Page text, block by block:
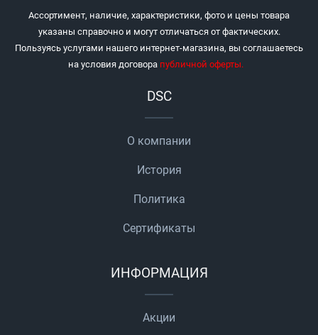
Ассортимент, наличие, характеристики, фото и цены товара
указаны справочно и могут отличаться от фактических.
Пользуясь услугами нашего интернет-магазина, вы соглашаетесь
на условия договора публичной оферты.
DSC
О компании
История
Политика
Сертификаты
ИНФОРМАЦИЯ
Акции